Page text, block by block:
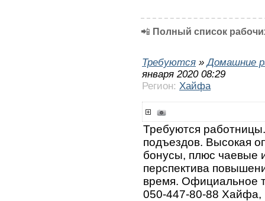
📲 Полный список
Требуются »Домашние
января 2020 08:29
Регион: Хайфа
Требуются
подъездов. Высокая
бонусы, плюс чаевые
перспектива
время. Официальное
050-447-80-88 Хайфа,